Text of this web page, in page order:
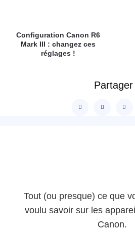
Configuration Canon R6
Mark III : changez ces
réglages !
Partager
Tout (ou presque) ce que
voulu savoir sur les
Canon.